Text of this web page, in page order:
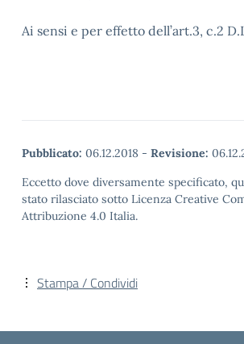
Ai sensi e per effetto dell’art.3, c.2
Pubblicato: 06.12.2018 - Revisione:
Eccetto dove diversamente specificato,
stato rilasciato sotto Licenza Creative
Attribuzione 4.0 Italia.
Stampa / Condividi